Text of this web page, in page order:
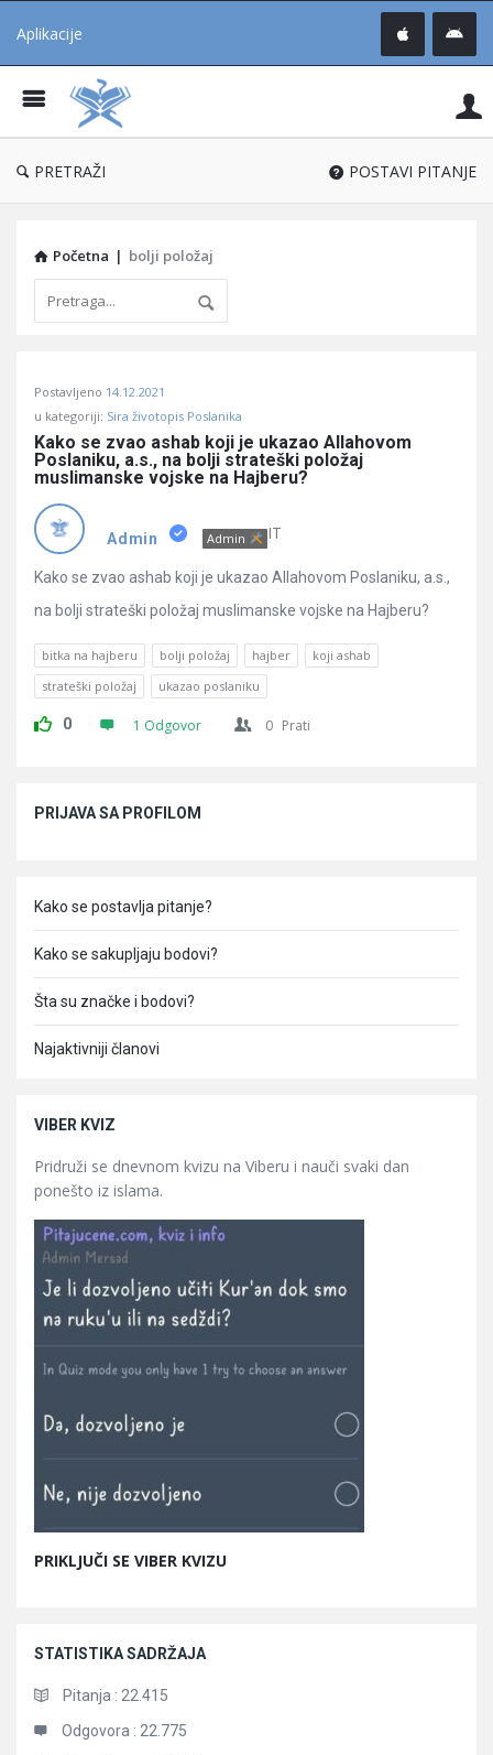
Aplikacije
®
PRETRAŽI POSTAVI PITANJE
Početna | bolji položaj
Učene
Latest
Pitanja
Postavljeno 14.12.2021
u kategoriji: Sira životopis Poslanika
Kako se zvao ashab koji je ukazao Allahovom
Poslaniku, a.s., na bolji strateški položaj
muslimanske vojske na Hajberu?
Admin Admin IT
Kako se zvao ashab koji je ukazao Allahovom Poslaniku, a.s.,
na bolji strateški položaj muslimanske vojske na Hajberu?
bitka na hajberu bolji položaj hajber
koji ashab
strateški položaj
ukazao poslaniku
0 1 Odgovor 0 Prati
PRIJAVA SA PROFILOM
Kako se postavlja pitanje?
Kako se sakupljaju bodovi?
Šta su značke i bodovi?
Najaktivniji članovi
VIBER KVIZ
Pridruži se dnevnom kvizu na Viberu i nauči svaki dan
ponešto iz islama.
PRIKLJUČI SE VIBER KVIZU
STATISTIKA SADRŽAJA
Pitanja : 22.415
Odgovora : 22.775